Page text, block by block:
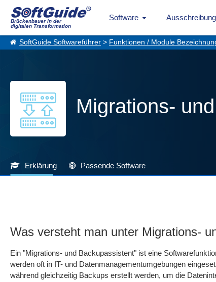
Brückenbauer in der
digitalen Transformation
Software
SoftGuide Softwareführer > Funktionen / Module
Migrations-
Erklärung Passende Software
Was versteht man unter Migrations-
Ein "Migrations- und Backupassistent" ist eine
werden oft in IT- und Datenmanagementumgebungen
während gleichzeitig Backups erstellt werden, um die